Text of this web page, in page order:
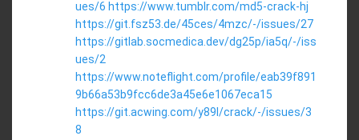
ues/6 https://www.tumblr.com/md5-crack-hj
https://git.fsz53.de/45ces/4mzc/-/issues/27
https://gitlab.socmedica.dev/dg25p/ia5q/-/iss
ues/2
https://www.noteflight.com/profile/eab39f891
9b66a53b9fcc6de3a45e6e1067eca15
https://git.acwing.com/y89l/crack/-/issues/3
8